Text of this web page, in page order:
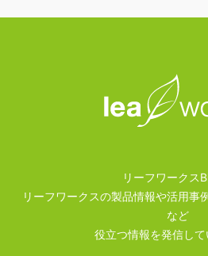
リーフワークス
リーフワークスの製品情報や活用事
など
役立つ情報を発信して